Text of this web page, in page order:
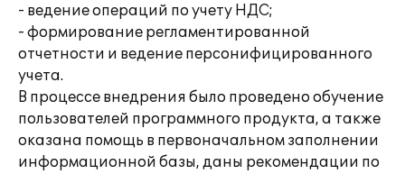
- ведение операций по учету НДС;
- формирование регламентированной
отчетности и ведение персонифицированного
учета.
В процессе внедрения было проведено обучение
пользователей программного продукта, а также
оказана помощь в первоначальном заполнении
информационной базы, даны рекомендации по